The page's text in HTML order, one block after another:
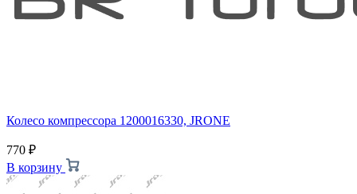
Колесо компрессора 1200016330, JRONE
770 ₽
В корзину